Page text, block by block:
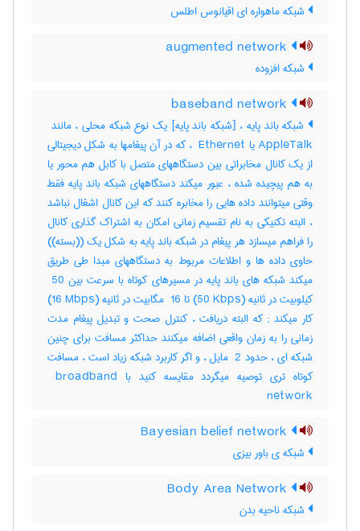
شبکه ماهواره ای اقیانوس اطلس
شبکه افزوده
AppleTalk یا ‎ Ethernet ، که در آن پیغامها به شکل دیجیتالی
از یک کانال مخابراتی بین دستگاههای متصل با کابل هم محور یا
به هم پیچیده شده ، عبور میکند دستگاههای شبکه باند پایه فقط
وقتی میتوانند داده هایی را مخابره کنند که این کانال اشغال نباشد
، البته تکنیکی به نام تقسیم زمانی امکان به اشتراک گذاری کانال
را فراهم میسازد هر پیغام در شبکه باند پایه به شکل یک ((بسته))
حاوی داده ها و اطلاعات مربوط به دستگاههای مبدا طی طریق
میکند شبکه های باند پایه در مسیرهای کوتاه با سرعت بین ‎ 50
کیلوبیت در ثانیه (‎50 Kbps) تا ‎ 16 مگابیت در ثانیه (‎16 Mbps)
کار میکند‎ ; که البته دریافت ، کنترل صحت و تبدیل پیغام مدت
زمانی را به زمان واقعی اضافه میکنند حداکثر مسافت برای چنین
شبکه ای ، حدود ‎ 2 مایل ، و اگر کاربرد شبکه زیاد است ، مسافت
کوتاه تری توصیه میگردد مقایسه کنید با ‎ broadband
network
شبکه ی باور بیزی
شبکه ناحیه بدن